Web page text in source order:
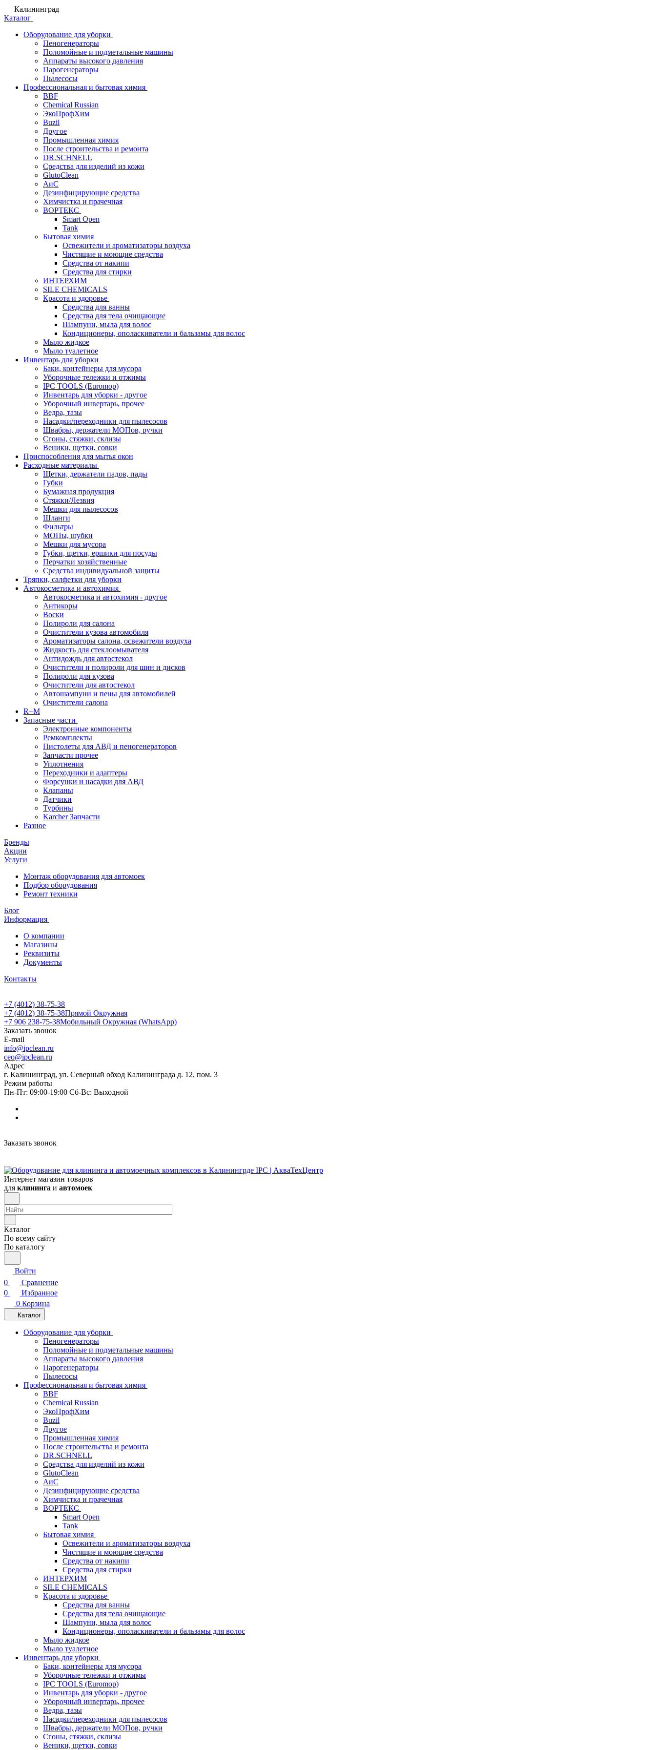
Калининград
Каталог
Оборудование для уборки
Пеногенераторы
Поломойные и подметальные машины
Аппараты высокого давления
Парогенераторы
Пылесосы
Профессиональная и бытовая химия
BBF
Chemical Russian
ЭкоПрофХим
Buzil
Другое
Промышленная химия
После строительства и ремонта
DR.SCHNELL
Средства для изделий из кожи
GlutoClean
АиС
Дезинфицирующие средства
Химчистка и прачечная
ВОРТЕКС
Smart Open
Tank
Бытовая химия
Освежители и ароматизаторы воздуха
Чистящие и моющие средства
Средства от накипи
Средства для стирки
ИНТЕРХИМ
SILE CHEMICALS
Красота и здоровье
Средства для ванны
Средства для тела очищающие
Шампуни, мыла для волос
Кондиционеры, ополаскиватели и бальзамы для волос
Мыло жидкое
Мыло туалетное
Инвентарь для уборки
Баки, контейнеры для мусора
Уборочные тележки и отжимы
IPC TOOLS (Euromop)
Инвентарь для уборки - другое
Уборочный инвертарь, прочее
Ведра, тазы
Насадки/переходники для пылесосов
Швабры, держатели МОПов, ручки
Сгоны, стяжки, склизы
Веники, щетки, совки
Приспособления для мытья окон
Расходные материалы
Щетки, держатели падов, пады
Губки
Бумажная продукция
Стяжки/Лезвия
Мешки для пылесосов
Шланги
Фильтры
МОПы, шубки
Мешки для мусора
Губки, щетки, ершики для посуды
Перчатки хозяйственные
Средства индивидуальной защиты
Тряпки, салфетки для уборки
Автокосметика и автохимия
Автокосметика и автохимия - другое
Антикоры
Воски
Полироли для салона
Очистители кузова автомобиля
Ароматизаторы салона, освежители воздуха
Жидкость для стеклоомывателя
Антидождь для автостекол
Очистители и полироли для шин и дисков
Полироли для кузова
Очистители для автостекол
Автошампуни и пены для автомобилей
Очистители салона
R+M
Запасные части
Электронные компоненты
Ремкомплекты
Пистолеты для АВД и пеногенераторов
Запчасти прочее
Уплотнения
Переходники и адаптеры
Форсунки и насадки для АВД
Клапаны
Датчики
Турбины
Karcher Запчасти
Разное
Бренды
Акции
Услуги
Монтаж оборудования для автомоек
Подбор оборудования
Ремонт техники
Блог
Информация
О компании
Магазины
Реквизиты
Документы
Контакты
+7 (4012) 38-75-38
+7 (4012) 38-75-38Прямой Окружная
+7 906 238-75-38Мобильный Окружная (WhatsApp)
Заказать звонок
E-mail
info@ipclean.ru
ceo@ipclean.ru
Адрес
г. Калининград, ул. Северный обход Калининграда д. 12, пом. 3
Режим работы
Пн-Пт: 09:00-19:00 Сб-Вс: Выходной
Заказать звонок
Интернет магазин товаров
для клининга и автомоек
Каталог
По всему сайту
По каталогу
Войти
0
Сравнение
0
Избранное
0 Корзина
Каталог
Оборудование для уборки
Пеногенераторы
Поломойные и подметальные машины
Аппараты высокого давления
Парогенераторы
Пылесосы
Профессиональная и бытовая химия
BBF
Chemical Russian
ЭкоПрофХим
Buzil
Другое
Промышленная химия
После строительства и ремонта
DR.SCHNELL
Средства для изделий из кожи
GlutoClean
АиС
Дезинфицирующие средства
Химчистка и прачечная
ВОРТЕКС
Smart Open
Tank
Бытовая химия
Освежители и ароматизаторы воздуха
Чистящие и моющие средства
Средства от накипи
Средства для стирки
ИНТЕРХИМ
SILE CHEMICALS
Красота и здоровье
Средства для ванны
Средства для тела очищающие
Шампуни, мыла для волос
Кондиционеры, ополаскиватели и бальзамы для волос
Мыло жидкое
Мыло туалетное
Инвентарь для уборки
Баки, контейнеры для мусора
Уборочные тележки и отжимы
IPC TOOLS (Euromop)
Инвентарь для уборки - другое
Уборочный инвертарь, прочее
Ведра, тазы
Насадки/переходники для пылесосов
Швабры, держатели МОПов, ручки
Сгоны, стяжки, склизы
Веники, щетки, совки